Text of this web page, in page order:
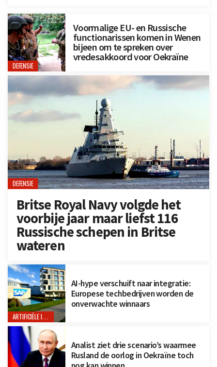
DEFENSIE
Voormalige EU- en Russische
functionarissen komen in Wenen
bijeen om te spreken over
vredesakkoord voor Oekraïne
DEFENSIE
Britse Royal Navy volgde het
voorbije jaar maar liefst 116
Russische schepen in Britse
wateren
ARTIFICIËLE INTELLIGENTIE
AI-hype verschuift naar integratie:
Europese techbedrijven worden de
onverwachte winnaars
Analist ziet drie scenario’s waarmee
Rusland de oorlog in Oekraïne toch